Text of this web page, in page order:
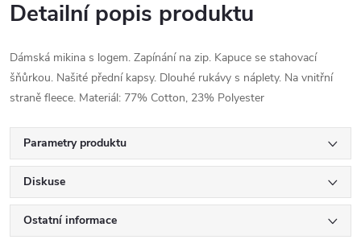
Detailní popis produktu
Dámská mikina s logem. Zapínání na zip. Kapuce se stahovací
šňůrkou. Našité přední kapsy. Dlouhé rukávy s náplety. Na vnitřní
straně fleece. Materiál: 77% Cotton, 23% Polyester
Parametry produktu
Diskuse
Ostatní informace